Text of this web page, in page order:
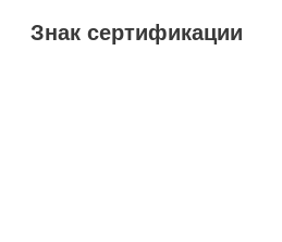
Знак сертификации